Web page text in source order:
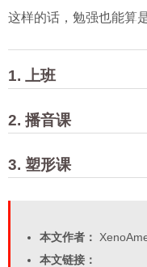
这样的话，勉强也能算
1. 上班
2. 播音课
3. 塑形课
本文作者：
本文链接：